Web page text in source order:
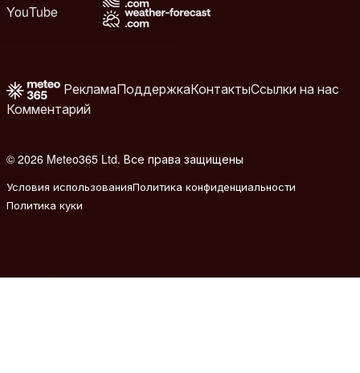
YouTube
РекламаПоддержкаКонтактыСсылки на нас
Комментарий
© 2026 Meteo365 Ltd. Все права защищены
Условия использованияПолитика конфиденциальности
Политика куки